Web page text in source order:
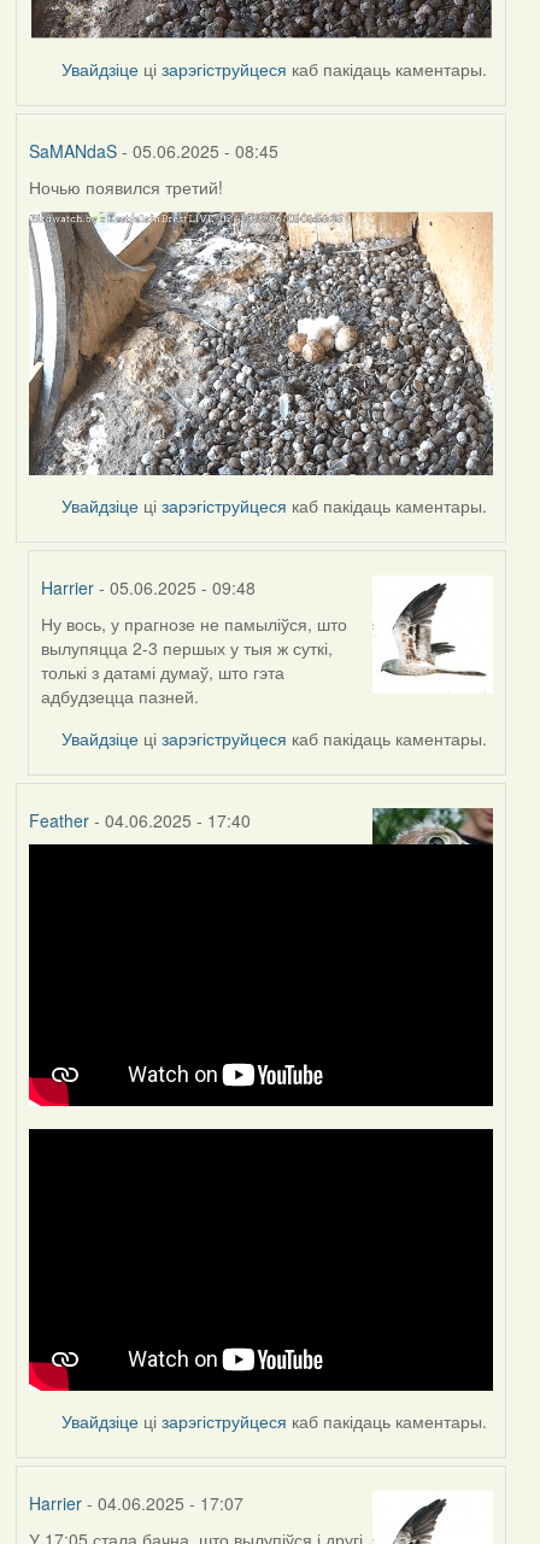
Увайдзіце цізарэгіструйцеся каб пакідаць каментары.
SaMANdaS- 05.06.2025 - 08:45
Ночью появился третий!
Увайдзіце цізарэгіструйцеся каб пакідаць каментары.
Harrier - 05.06.2025 - 09:48
In
reply
to
by
SaMANdaS
Ну вось, у прагнозе не памыліўся, што
вылупяцца 2-3 першых у тыя ж суткі,
толькі з датамі думаў, што гэта
адбудзецца пазней.
Увайдзіце цізарэгіструйцеся каб пакідаць каментары.
Feather- 04.06.2025 - 17:40
Увайдзіце цізарэгіструйцеся каб пакідаць каментары.
Harrier- 04.06.2025 - 17:07
У 17:05 стала бачна, што вылупіўся і другі